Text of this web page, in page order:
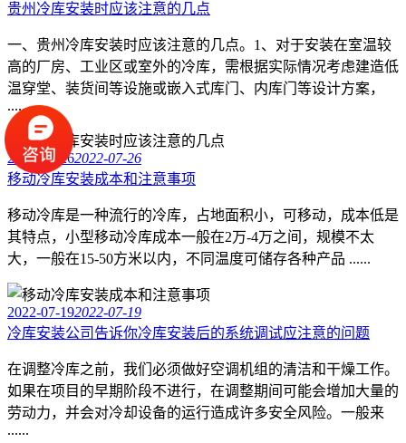
贵州冷库安装时应该注意的几点
一、贵州冷库安装时应该注意的几点。1、对于安装在室温较
高的厂房、工业区或室外的冷库，需根据实际情况考虑建造低
温穿堂、装货间等设施或嵌入式库门、内库门等设计方案，
......
2022-07-262022-07-26
移动冷库安装成本和注意事项
移动冷库是一种流行的冷库，占地面积小，可移动，成本低是
其特点，小型移动冷库成本一般在2万-4万之间，规模不太
大，一般在15-50方米以内，不同温度可储存各种产品 ......
2022-07-192022-07-19
冷库安装公司告诉你冷库安装后的系统调试应注意的问题
在调整冷库之前，我们必须做好空调机组的清洁和干燥工作。
如果在项目的早期阶段不进行，在调整期间可能会增加大量的
劳动力，并会对冷却设备的运行造成许多安全风险。一般来
......